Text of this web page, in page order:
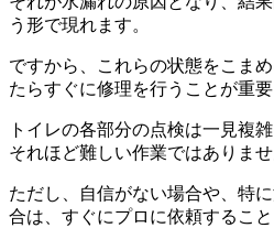
う形で現れます。
ですから、これらの状態をこま
たらすぐに修理を行うことが重要
トイレの各部分の点検は一見複
それほど難しい作業ではありませ
ただし、自信がない場合や、特
合は、すぐにプロに依頼するこ